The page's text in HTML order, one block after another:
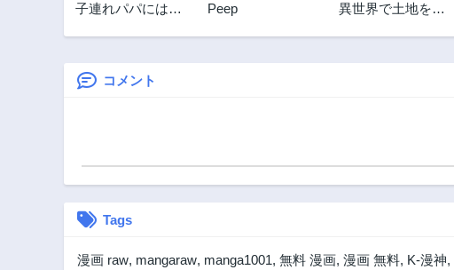
子連れパパには逆
Peep
異世界で土地を買
コメント
Tags
漫画 raw, mangaraw, manga1001, 無料 漫画, 漫画 無料, K-漫神,